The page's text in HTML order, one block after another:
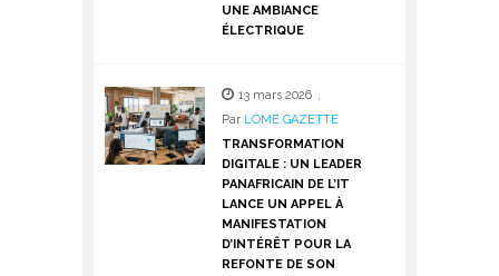
UNE AMBIANCE
ÉLECTRIQUE
13 mars 2026 ,
Par LOME GAZETTE
TRANSFORMATION
DIGITALE : UN LEADER
PANAFRICAIN DE L’IT
LANCE UN APPEL À
MANIFESTATION
D’INTÉRÊT POUR LA
REFONTE DE SON